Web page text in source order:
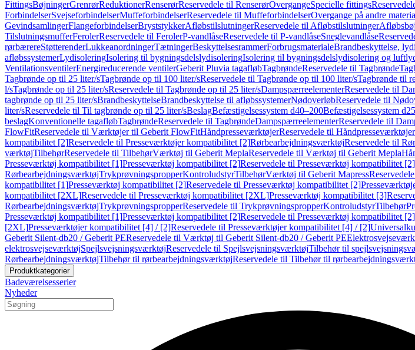
FittingsBøjningerGrenrørReduktionerRenserørReservedele til RenserørOvergangeSpecielle fittings
ForbindelserSvejseforbindelserMuffeforbindelserReservedele til MuffeforbindelserOvergange på andre
GevindsamlingerFlangeforbindelserBryststykkerAfløbstilslutningerReservedele til Afløbstilslutninger
TilslutningsmufferFerolerReservedele til FerolerP-vandlåseReservedele til P-vandlåseSneglevandlåse
rørbærereStøtterenderLukkeanordningerTætningerBeskyttelsesrammerForbrugsmaterialeBrandbeskyttelse,
afløbssystemerLydisoleringIsolering til bygningsdelslydisoleringIsolering til bygningsdelslydisolering og
VentilationsventilerEnergireducerende ventilerGeberit Pluvia tagafløbTagbrøndeReservedele til Tagbrønde
Tagbrønde op til 25 liter/sTagbrønde op til 100 liter/sReservedele til Tagbrønde op til 100 liter/sTagbrønde til
l/sTagbrønde op til 25 liter/sReservedele til Tagbrønde op til 25 liter/sDampspærreelementerReservedele til
tagbrønde op til 25 liter/sBrandbeskyttelseBrandbeskyttelse til afløbssystemerNødoverløbReservedele til
liter/sReservedele til Til tagbrønde op til 25 liter/sBeslagBefæstigelsessystem d40–200Befæstigelsessystem
beslagKonventionelle tagafløbTagbrøndeReservedele til TagbrøndeDampspærreelementerReservedele til
FlowFitReservedele til Værktøjer til Geberit FlowFitHåndpresseværktøjerReservedele til Håndpresseværktøjer
kompatibilitet [2]Reservedele til Presseværktøjer kompatibilitet [2]RørbearbejdningsværktøjReservedele til
værktøjTilbehørReservedele til TilbehørVærktøj til Geberit MeplaReservedele til Værktøj til Geberit Mepla
Presseværktøj kompatibilitet [1]Presseværktøj kompatibilitet [2]Reservedele til Presseværktøj kompatibilitet [2]
RørbearbejdningsværktøjTrykprøvningspropperKontroludstyrTilbehørVærktøj til Geberit Mapress
kompatibilitet [1]Presseværktøj kompatibilitet [2]Reservedele til Presseværktøj kompatibilitet [2]
kompatibilitet [2XL]Reservedele til Presseværktøj kompatibilitet [2XL]Presseværktøj kompatibilitet [3]
RørbearbejdningsværktøjTrykprøvningspropperReservedele til TrykprøvningspropperKontroludstyrTilbehør
Presseværktøj kompatibilitet [1]Presseværktøj kompatibilitet [2]Reservedele til Presseværktøj kompatibilitet [2]
[2XL]Presseværktøjer kompatibilitet [4] / [2]Reservedele til Presseværktøjer kompatibilitet [4] / [2]
Geberit Silent-db20 / Geberit PEReservedele til Værktøj til Geberit Silent-db20 / Geberit PE
elektrosvejseværktøjSpejlsvejsningsværktøjReservedele til SpejlsvejsningsværktøjTilbehør til
RørbearbejdningsværktøjTilbehør til rørbearbejdningsværktøjReservedele til Tilbehør til
Produktkategorier
Badeværelsesserier
Nyheder